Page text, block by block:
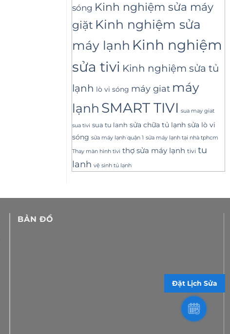
sóng Kinh nghiệm sửa máy
giặt Kinh nghiệm sửa
máy lạnh Kinh nghiệm
sửa tivi Kinh nghiệm sửa tủ
lạnh lò vi sóng máy giat máy
lạnh SMART TIVI sua may giat
sua tivi sua tu lanh sửa chữa tủ lạnh sửa lò vi
sóng sửa máy lạnh quận 1 sửa máy lạnh tại nhà tphcm
Thay màn hình tivi thợ sửa máy lạnh tivi tu
lanh vệ sinh tủ lạnh
BẢN ĐỒ
Đặt Lịch Sửa